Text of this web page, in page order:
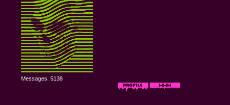
Messages: 5138